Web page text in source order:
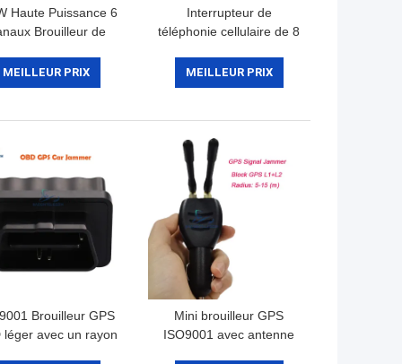
Haute Puissance 6
Brouilleur de
pour
Prison et Zones
MEILLEUR PRIX
Interrupteur de
téléphonie cellulaire de 8
ventilateurs de
refroidissement et une
zones sécurisées
MEILLEUR PRIX
Brouilleur GPS
léger avec un rayon
Mini brouilleur GPS
ISO9001 avec antenne